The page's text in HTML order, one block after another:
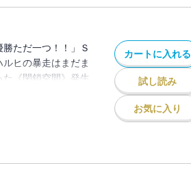
ただ一つ！！」Ｓ
ヒの暴走はまだま
《閉鎖空間》発生
、今度は草野球大
カートに入れる
試し読み
お気に入り